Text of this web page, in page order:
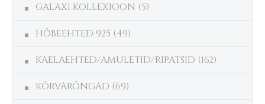
GALAXI KOLLEXIOON (5)
HÕBEEHTED 925 (49)
KAELAEHTED/AMULETID/RIPATSID (162)
KÕRVARÕNGAD (69)